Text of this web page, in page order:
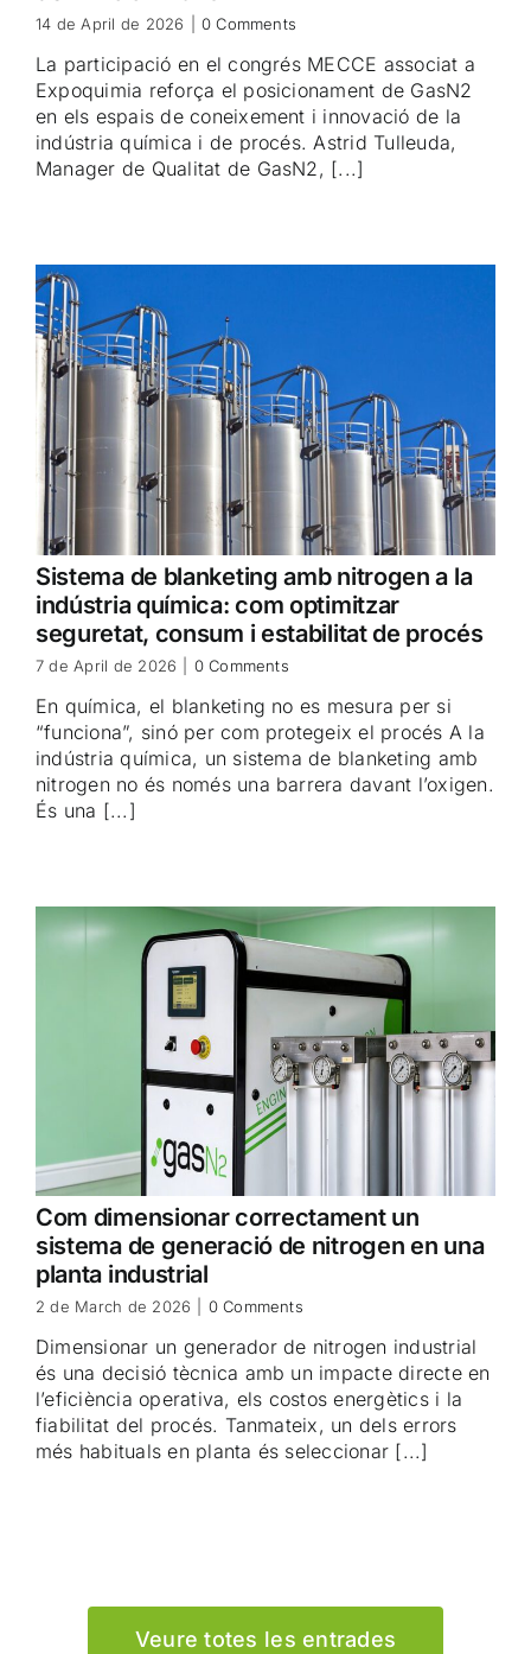
14 de April de 2026 0 Comments
La participació en el congrés MECCE associat a
Expoquimia reforça el posicionament de GasN2
en els espais de coneixement i innovació de la
indústria química i de procés. Astrid Tulleuda,
Manager de Qualitat de GasN2, [...]
Sistema de blanketing amb nitrogen a la
indústria química: com optimitzar
seguretat, consum i estabilitat de procés
7 de April de 2026 0 Comments
En química, el blanketing no es mesura per si
“funciona”, sinó per com protegeix el procés A la
indústria química, un sistema de blanketing amb
nitrogen no és només una barrera davant l’oxigen.
És una [...]
Com dimensionar correctament un
sistema de generació de nitrogen en una
planta industrial
2 de March de 2026 0 Comments
Dimensionar un generador de nitrogen industrial
és una decisió tècnica amb un impacte directe en
l’eficiència operativa, els costos energètics i la
fiabilitat del procés. Tanmateix, un dels errors
més habituals en planta és seleccionar [...]
Veure totes les entrades